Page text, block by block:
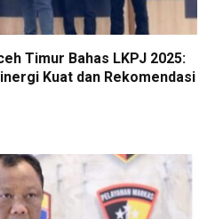
Timur Bahas LKPJ 2025:
Kuat dan Rekomendasi